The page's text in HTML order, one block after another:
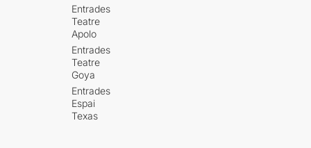
Entrades
Teatre
Apolo
Entrades
Teatre
Goya
Entrades
Espai
Texas